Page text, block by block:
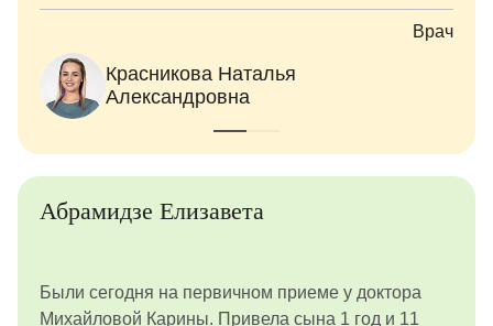
Наталью Александровну, благодаря ей навели
полный порядок во рту и сохранили до нужного
часа молочные зубки (новые технологии творят
чудеса)! И по совету Натальи Александровны
обратились к ортодонту в этой же клинике
Егоровой Ольге Константиновне! Именно она и
занялась сложной задачей по сохранению места
под будущие коренные зубки! Очень быстро
мы дождались маленьких побед, зубки коренные
появляются и ничего им не препятствует, ну а
Врач
Красникова Наталья
Александровна
Абрамидзе Елизавета
Были сегодня на первичном приеме у доктора
Михайловой Карины. Привела сына 1 год и 11